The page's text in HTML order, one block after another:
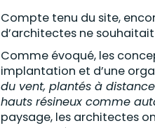
Compte tenu du site,
d’architectes ne
Comme évoqué, les
implantation et d’une
du vent, plantés à
hauts résineux comme
paysage, les architectes